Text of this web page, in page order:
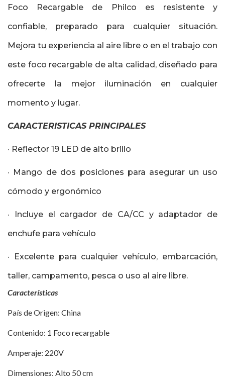
Foco Recargable de Philco es resistente y
confiable, preparado para cualquier situación.
Mejora tu experiencia al aire libre o en el trabajo con
este foco recargable de alta calidad, diseñado para
ofrecerte la mejor iluminación en cualquier
momento y lugar.
CARACTERISTICAS PRINCIPALES
· Reflector 19 LED de alto brillo
· Mango de dos posiciones para asegurar un uso
cómodo y ergonómico
· Incluye el cargador de CA/CC y adaptador de
enchufe para vehículo
· Excelente para cualquier vehículo, embarcación,
taller, campamento, pesca o uso al aire libre.
Características
País de Origen: China
Contenido: 1 Foco recargable
Amperaje: 220V
Dimensiones: Alto 50 cm